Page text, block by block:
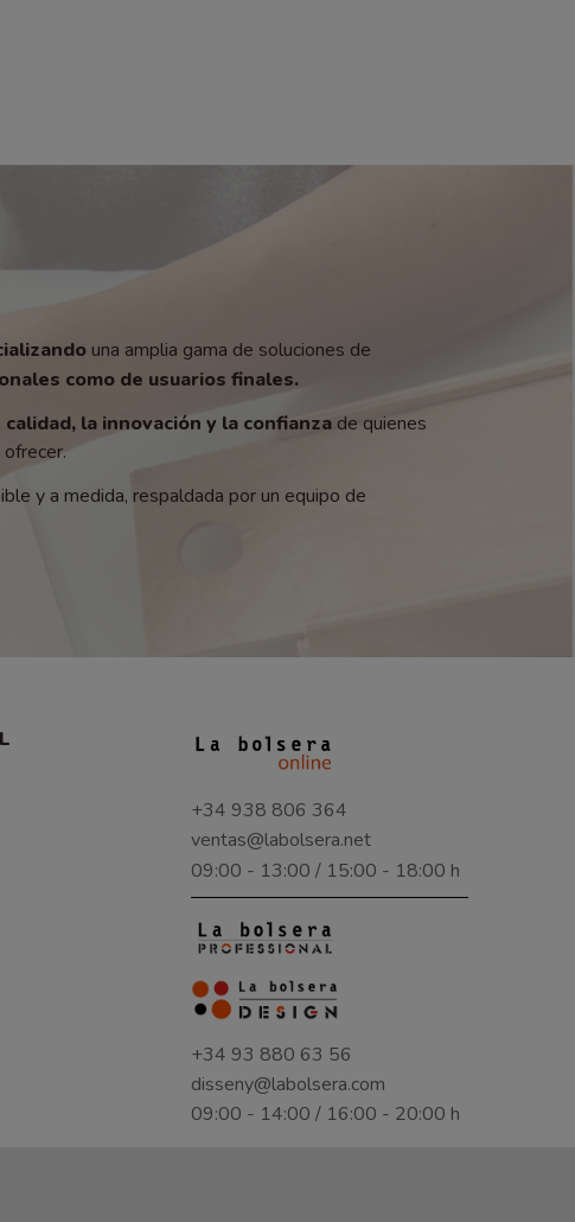
una amplia gama de soluciones de
como de usuarios finales.
calidad, la innovación y la confianzade quienes
y a medida, respaldada por un equipo de
+34 938 806 364
ventas@labolsera.net
09:00 - 13:00 / 15:00 - 18:00 h
+34 93 880 63 56
disseny@labolsera.com
09:00 - 14:00 / 16:00 - 20:00 h